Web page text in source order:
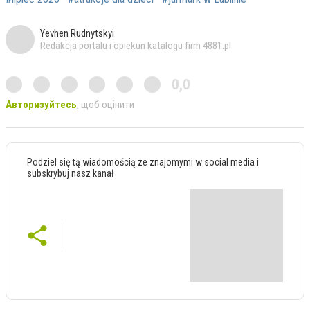
Yevhen Rudnytskyi
Redakcja portalu i opiekun katalogu firm 4881.pl
0,0
Авторизуйтесь, щоб оцінити
Podziel się tą wiadomością ze znajomymi w social media i
subskrybuj nasz kanał